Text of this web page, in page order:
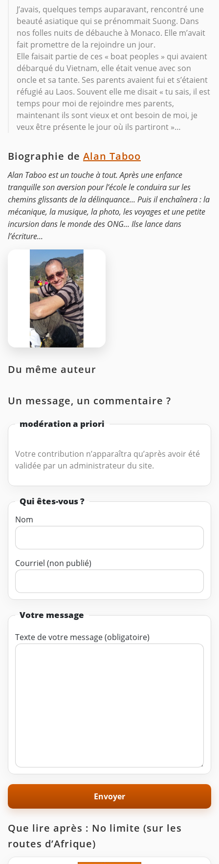
J’avais, quelques temps auparavant, rencontré une
beauté asiatique qui se prénommait Suong. Dans
nos folles nuits de débauche à Monaco. Elle m’avait
fait promettre de la rejoindre un jour.
Elle faisait partie de ces « boat peoples » qui avaient
débarqué du Vietnam, elle était venue avec son
oncle et sa tante. Ses parents avaient fui et s’étaient
réfugié au Laos. Souvent elle me disait « tu sais, il est
temps pour moi de rejoindre mes parents,
maintenant ils sont vieux et ont besoin de moi, je
veux être présente le jour où ils partiront »…
Biographie de Alan Taboo
Alan Taboo est un touche à tout. Après une enfance
tranquille son aversion pour l’école le conduira sur les
chemins glissants de la délinquance... Puis il enchaînera : la
mécanique, la musique, la photo, les voyages et une petite
incursion dans le monde des ONG... Ilse lance dans
l’écriture...
Du même auteur
Un message, un commentaire ?
modération a priori
Votre contribution n’apparaîtra qu’après avoir été
validée par un administrateur du site.
Qui êtes-vous ?
Nom
Courriel (non publié)
Votre message
Texte de votre message (obligatoire)
Que lire après : No limite (sur les
routes d’Afrique)